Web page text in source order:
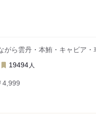
がら雲丹・本鮪・キャビア
19494 人
4,999